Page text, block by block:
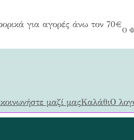
για αγορές άνω τον 70€
Ο
μαζί μαςΚαλάθιΟ